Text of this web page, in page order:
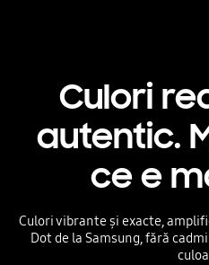
Culori
autentic.
ce e
Culori vibrante și exacte,
Dot de la Samsung, fără